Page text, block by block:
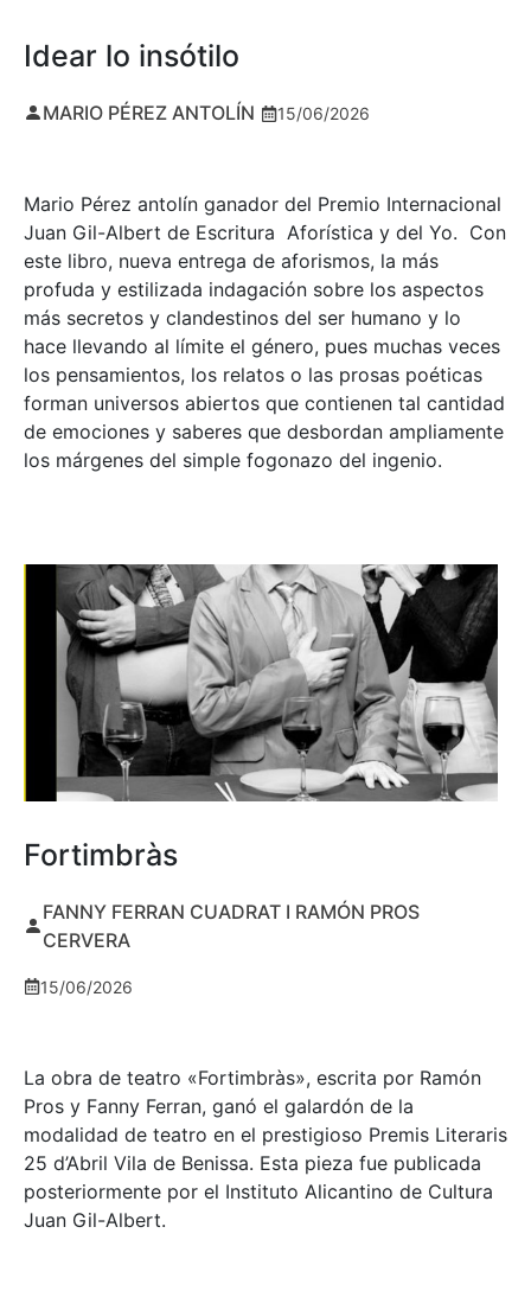
Idear lo insótilo
MARIO PÉREZ ANTOLÍN 15/06/2026
Mario Pérez antolín ganador del Premio Internacional
Juan Gil-Albert de Escritura Aforística y del Yo. Con
este libro, nueva entrega de aforismos, la más
profuda y estilizada indagación sobre los aspectos
más secretos y clandestinos del ser humano y lo
hace llevando al límite el género, pues muchas veces
los pensamientos, los relatos o las prosas poéticas
forman universos abiertos que contienen tal cantidad
de emociones y saberes que desbordan ampliamente
los márgenes del simple fogonazo del ingenio.
Fortimbràs
FANNY FERRAN CUADRAT I RAMÓN PROS
CERVERA
15/06/2026
La obra de teatro «Fortimbràs», escrita por Ramón
Pros y Fanny Ferran, ganó el galardón de la
modalidad de teatro en el prestigioso Premis Literaris
25 d’Abril Vila de Benissa. Esta pieza fue publicada
posteriormente por el Instituto Alicantino de Cultura
Juan Gil-Albert.